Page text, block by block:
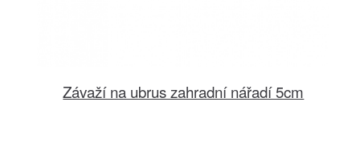
Závaží na ubrus zahradní nářadí 5cm